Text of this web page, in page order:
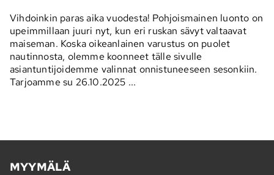
Vihdoinkin paras aika vuodesta! Pohjoismainen luonto on
upeimmillaan juuri nyt, kun eri ruskan sävyt valtaavat
maiseman. Koska oikeanlainen varustus on puolet
nautinnosta, olemme koonneet tälle sivulle
asiantuntijoidemme valinnat onnistuneeseen sesonkiin.
Tarjoamme su 26.10.2025 ...
MYYMÄLÄ